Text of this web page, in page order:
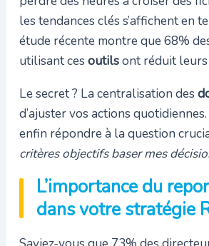
les tendances clés s’affichent en
étude récente montre que 68%
utilisant ces outilsont réduit leurs
Le secret ? La centralisation des
d’ajuster vos actions
enfin répondre à la question
critères objectifs baser mes
L’importance du
dans votre stratégie